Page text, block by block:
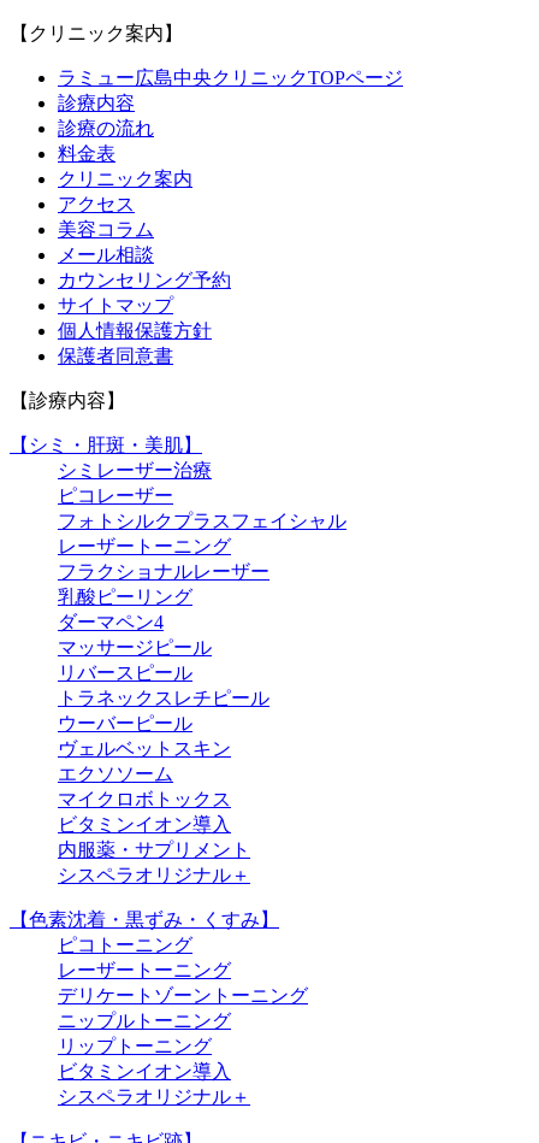
【クリニック案内】
ラミュー広島中央クリニックTOPページ
診療内容
診療の流れ
料金表
クリニック案内
アクセス
美容コラム
メール相談
カウンセリング予約
サイトマップ
個人情報保護方針
保護者同意書
【診療内容】
【シミ・肝斑・美肌】
シミレーザー治療
ピコレーザー
フォトシルクプラスフェイシャル
レーザートーニング
フラクショナルレーザー
乳酸ピーリング
ダーマペン4
マッサージピール
リバースピール
トラネックスレチピール
ウーバーピール
ヴェルベットスキン
エクソソーム
マイクロボトックス
ビタミンイオン導入
内服薬・サプリメント
シスペラオリジナル＋
【色素沈着・黒ずみ・くすみ】
ピコトーニング
レーザートーニング
デリケートゾーントーニング
ニップルトーニング
リップトーニング
ビタミンイオン導入
シスペラオリジナル＋